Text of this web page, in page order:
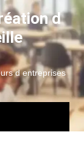
d
d entreprises